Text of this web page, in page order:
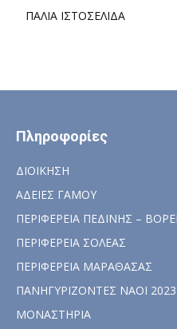
ΠΑΛΙΑ ΙΣΤΟΣΕΛΙΔΑ
Πληροφορίες
ΔΙΟΙΚΗΣΗ
ΑΔΕΙΕΣ ΓΑΜΟΥ
ΠΕΡΙΦΕΡΕΙΑ ΠΕΔΙΝΗΣ –
ΠΕΡΙΦΕΡΕΙΑ ΣΟΛΕΑΣ
ΠΕΡΙΦΕΡΕΙΑ ΜΑΡΑΘΑΣΑΣ
ΠΑΝΗΓΥΡΙΖΟΝΤΕΣ ΝΑΟΙ 2023
ΜΟΝΑΣΤΗΡΙΑ